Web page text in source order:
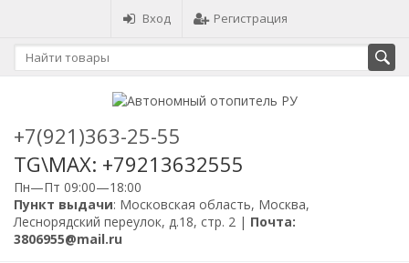
Вход Регистрация
+7(921)363-25-55
TG\MAX: +79213632555
Пн—Пт 09:00—18:00
Пункт выдачи: Московская область, Москва,
Леснорядский переулок, д.18, стр. 2 | Почта:
3806955@mail.ru